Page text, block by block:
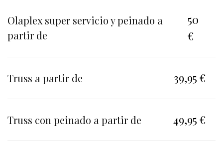
Olaplex super servicio y peinado a
partir de
50
€
Truss a partir de 39,95 €
Truss con peinado a partir de 49,95 €